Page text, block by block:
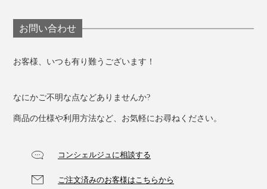
お問い合わせ
お客様、いつも有り難うございます！
なにかご不明な点などありませんか?
商品の仕様や利用方法など、お気軽にお尋ねください。
コンシェルジュに相談する
ご注文済みのお客様はこちらから